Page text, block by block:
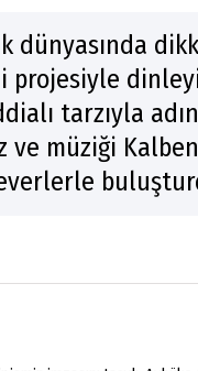
dünyasında
tarzıyla
ve müziği